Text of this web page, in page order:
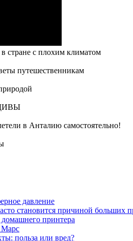
стране с плохим климатом
путешественникам
в Анталию самостоятельно!